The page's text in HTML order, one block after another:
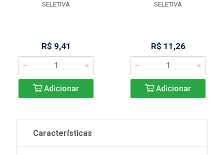
SELETIVA
R$ 9,41
Adicionar
SELETIVA
R$ 11,26
Adicionar
Características